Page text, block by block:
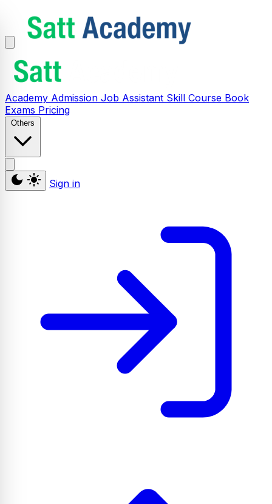
Academy Admission Job Assistant Skill Course Book
Exams Pricing
Others
Sign in